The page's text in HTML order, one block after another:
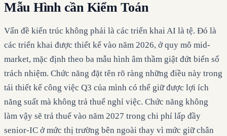
Mẫu Hình cần Kiểm Toán
Vấn đề kiến trúc không phải là các triển khai AI là tệ. Đó là
các triển khai được thiết kế vào năm 2026, ở quy mô mid-
market, mặc định theo ba mẫu hình âm thầm giật đứt biến số
trách nhiệm. Chức năng đặt tên rõ ràng những điều này trong
tái thiết kế công việc Q3 của mình có thể giữ được lợi ích
năng suất mà không trả thuế nghỉ việc. Chức năng không
làm vậy sẽ trả thuế vào năm 2027 trong chi phí lấp đầy
senior-IC ở mức thị trường bên ngoài thay vì mức giữ chân